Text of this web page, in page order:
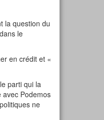
la question du
le
en crédit et «
parti qui la
Podemos
ne